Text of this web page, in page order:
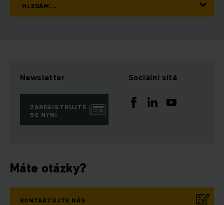
HLEDÁM...
Newsletter
ZAREGISTRUJTE
SE NYNÍ
Sociální sítě
Máte otázky?
KONTAKTUJTE NÁS